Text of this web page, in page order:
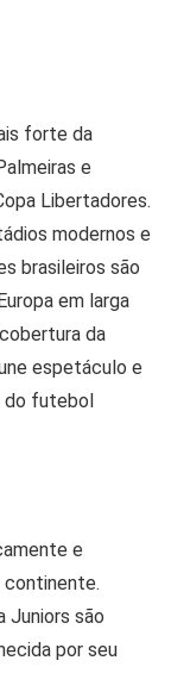
forte da
e
Libertadores.
modernos e
brasileiros são
em larga
da
espetáculo e
do futebol
e
continente.
Juniors são
por seu